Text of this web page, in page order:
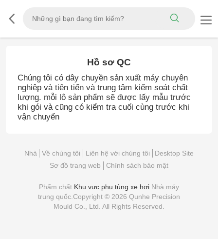
Hồ sơ QC
Chúng tôi có dây chuyền sản xuất máy chuyên
nghiệp và tiên tiến và trung tâm kiểm soát chất
lượng. mỗi lô sản phẩm sẽ được lấy mẫu trước
khi gói và cũng có kiểm tra cuối cùng trước khi
vận chuyển
Nhà Về chúng tôi Liên hệ với chúng tôi
Desktop Site
Sơ đồ trang web
Chính sách bảo mật
Phẩm chất Khu vực phụ tùng xe hơiNhà máy
trung quốc.Copyright © 2026 Qunhe Precision
Mould Co., Ltd. All Rights Reserved.